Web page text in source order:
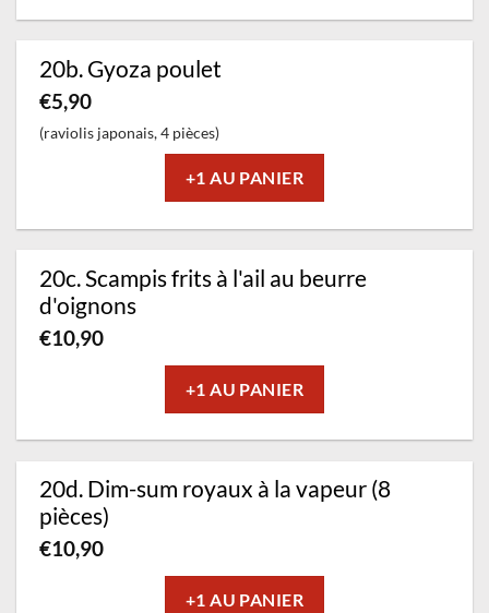
20b. Gyoza poulet
€5,90
(raviolis japonais, 4 pièces)
+1 AU PANIER
20c. Scampis frits à l'ail au beurre
d'oignons
€10,90
+1 AU PANIER
20d. Dim-sum royaux à la vapeur (8
pièces)
€10,90
+1 AU PANIER